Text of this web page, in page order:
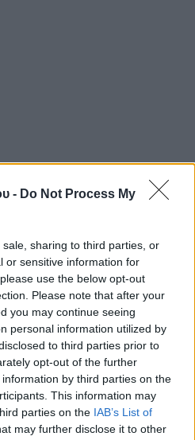
- Do Not Process My
sharing to third parties, or
or sensitive information for
use the below opt-out
Please note that after your
you may continue seeing
personal information utilized by
to third parties prior to
opt-out of the further
by third parties on the
This information may
parties on the IAB’s List of
may further disclose it to other